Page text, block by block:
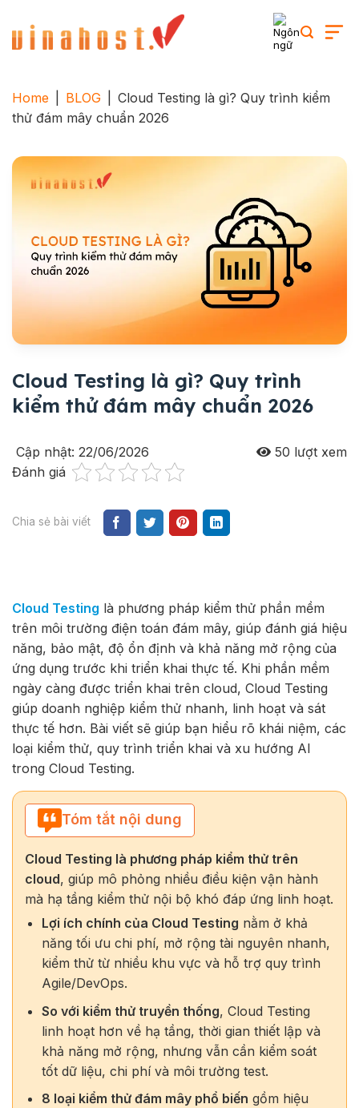
content
Home BLOG
Cloud Testing là gì? Quy trình kiểm
thử đám mây chuẩn 2026
Cloud Testing là gì? Quy trình
kiểm thử đám mây chuẩn 2026
Cập nhật: 22/06/2026 50 lượt xem
Đánh giá
Chia sẻ bài viết
Cloud Testing là phương pháp kiểm thử phần mềm
trên môi trường điện toán đám mây, giúp đánh giá hiệu
năng, bảo mật, độ ổn định và khả năng mở rộng của
ứng dụng trước khi triển khai thực tế. Khi phần mềm
ngày càng được triển khai trên cloud, Cloud Testing
giúp doanh nghiệp kiểm thử nhanh, linh hoạt và sát
thực tế hơn. Bài viết sẽ giúp bạn hiểu rõ khái niệm, các
loại kiểm thử, quy trình triển khai và xu hướng AI
trong Cloud Testing.
Tóm tắt nội dung
Cloud Testing là phương pháp kiểm thử trên
cloud, giúp mô phỏng nhiều điều kiện vận hành
mà hạ tầng kiểm thử nội bộ khó đáp ứng linh hoạt.
Lợi ích chính của Cloud Testing nằm ở khả
năng tối ưu chi phí, mở rộng tài nguyên nhanh,
kiểm thử từ nhiều khu vực và hỗ trợ quy trình
Agile/DevOps.
So với kiểm thử truyền thống, Cloud Testing
linh hoạt hơn về hạ tầng, thời gian thiết lập và
khả năng mở rộng, nhưng vẫn cần kiểm soát
tốt dữ liệu, chi phí và môi trường test.
8 loại kiểm thử đám mây phổ biến gồm hiệu